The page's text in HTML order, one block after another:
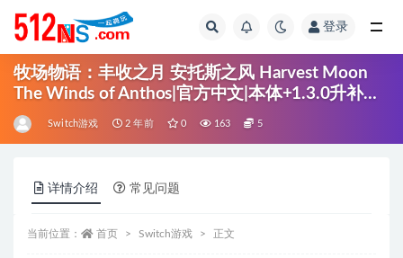
登录
牧场物语：丰收之月 安托斯之风 Harvest Moon
The Winds of Anthos|官方中文|本体+1.3.0升补
+3DLC|NSZ|原版|
Switch游戏 2 年前 0 163 5
详情介绍 常见问题
当前位置： 首页 Switch游戏 正文